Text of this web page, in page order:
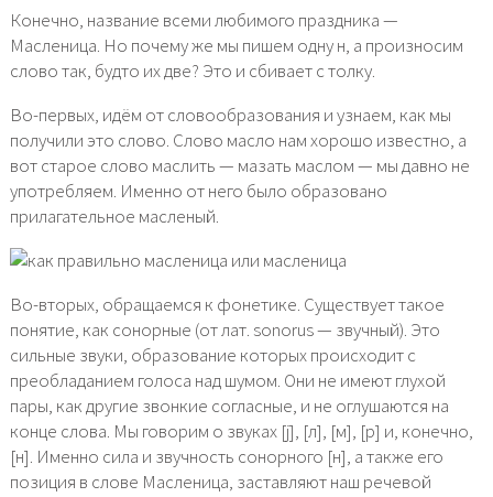
Конечно, название всеми любимого праздника —
Масленица. Но почему же мы пишем одну н, а произносим
слово так, будто их две? Это и сбивает с толку.
Во-первых, идём от словообразования и узнаем, как мы
получили это слово. Слово масло нам хорошо известно, а
вот старое слово маслить — мазать маслом — мы давно не
употребляем. Именно от него было образовано
прилагательное масленый.
Во-вторых, обращаемся к фонетике. Существует такое
понятие, как сонорные (от лат. sonorus — звучный). Это
сильные звуки, образование которых происходит с
преобладанием голоса над шумом. Они не имеют глухой
пары, как другие звонкие согласные, и не оглушаются на
конце слова. Мы говорим о звуках [j], [л], [м], [р] и, конечно,
[н]. Именно сила и звучность сонорного [н], а также его
позиция в слове Масленица, заставляют наш речевой